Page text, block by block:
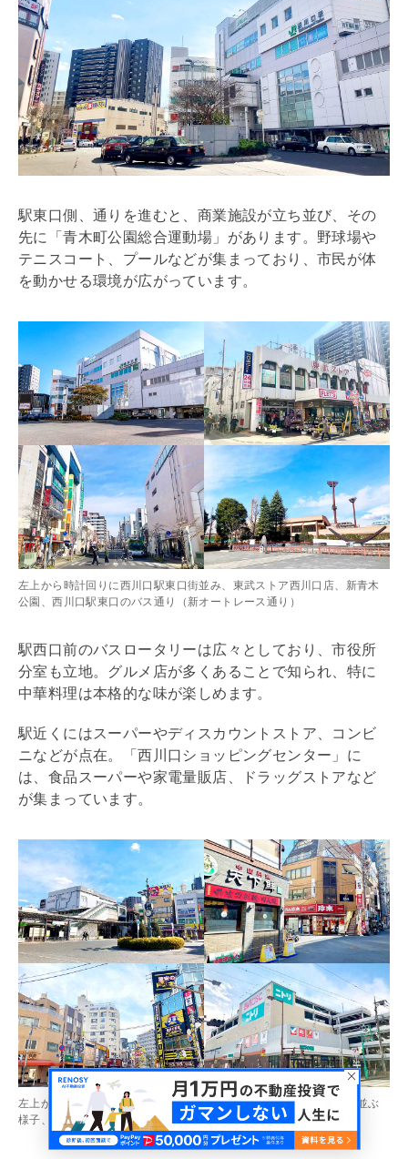
駅東口側、通りを進むと、商業施設が立ち並び、その
先に「青木町公園総合運動場」があります。野球場や
テニスコート、プールなどが集まっており、市民が体
を動かせる環境が広がっています。
左上から時計回りに西川口駅東口街並み、東武ストア西川口店、新青木
公園、西川口駅東口のバス通り（新オートレース通り）
駅西口前のバスロータリーは広々としており、市役所
分室も立地。グルメ店が多くあることで知られ、特に
中華料理は本格的な味が楽しめます。
駅近くにはスーパーやディスカウントストア、コンビ
ニなどが点在。「西川口ショッピングセンター」に
は、食品スーパーや家電量販店、ドラッグストアなど
が集まっています。
左上から時計回りに西川口駅西口街並み、西川口駅西口の中華店が並ぶ
様子、ニトリ西川口店（ケーズデンキ西川口店）、西川口駅前通り